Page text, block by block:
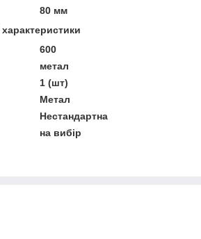
80 мм
600
метал
1 (шт)
Метал
Нестандартна
на вибір